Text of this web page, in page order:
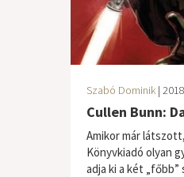
Szabó Dominik |
Cullen Bunn:
Amikor már
Könyvkiadó olyan
adja ki a két